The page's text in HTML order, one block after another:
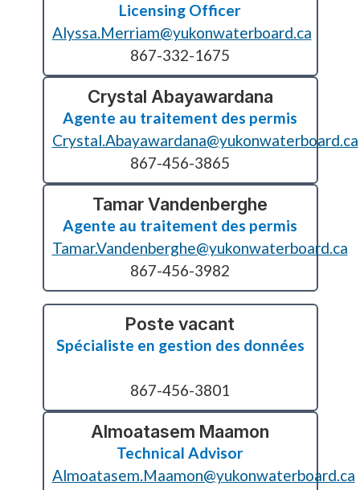
Licensing Officer
Alyssa.Merriam@yukonwaterboard.ca
867-332-1675
Crystal Abayawardana
Agente au traitement des permis
Crystal.Abayawardana@yukonwaterboard.ca
867-456-3865
Tamar Vandenberghe
Agente au traitement des permis
Tamar.Vandenberghe@yukonwaterboard.ca
867-456-3982
Poste vacant
Spécialiste en gestion des données
867-456-3801
Almoatasem Maamon
Technical Advisor
Almoatasem.Maamon@yukonwaterboard.ca